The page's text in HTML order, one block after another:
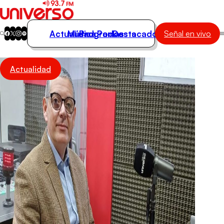
Actualidad
Música
Programas
Podcasts
Destacados
Actualidad
Música
Programas
Podcasts
Destacados Señal en vivo
Actualidad